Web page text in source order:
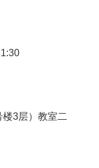
3层）教室二